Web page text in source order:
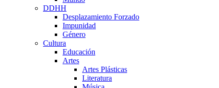
DDHH
Desplazamiento Forzado
Impunidad
Género
Cultura
Educación
Artes
Artes Plásticas
Literatura